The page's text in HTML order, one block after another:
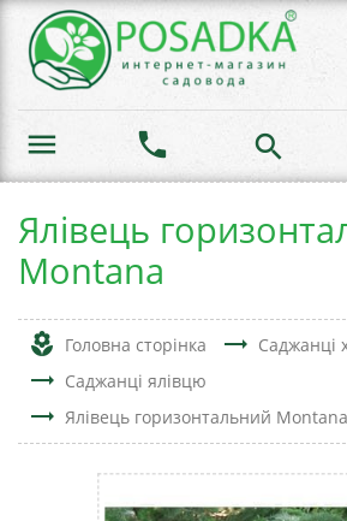
menu phone search
Ялівець
Montana
local_florist Головна сторінка trending_flat Саджанці
trending_flat Саджанці ялівцю
trending_flat Ялівець горизонтальний Montana